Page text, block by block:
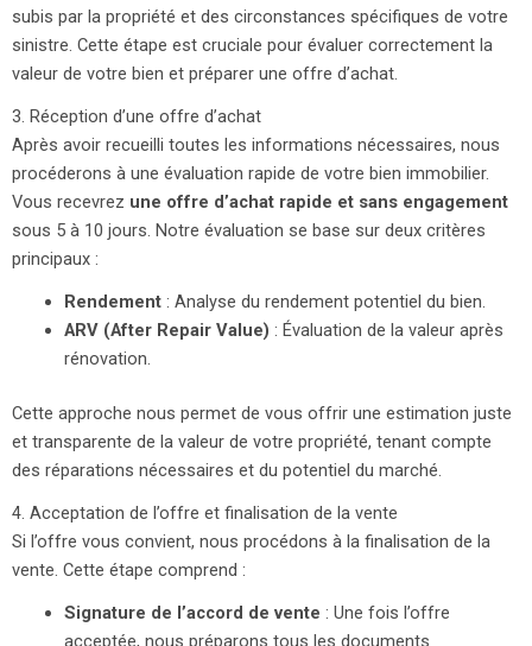
subis par la propriété et des circonstances spécifiques de votre
sinistre. Cette étape est cruciale pour évaluer correctement la
valeur de votre bien et préparer une offre d’achat.
3. Réception d’une offre d’achat
Après avoir recueilli toutes les informations nécessaires, nous
procéderons à une évaluation rapide de votre bien immobilier.
Vous recevrez une offre d’achat rapide et sans engagement
sous 5 à 10 jours. Notre évaluation se base sur deux critères
principaux :
Rendement: Analyse du rendement potentiel du bien.
ARV (After Repair Value) : Évaluation de la valeur après
rénovation.
Cette approche nous permet de vous offrir une estimation juste
et transparente de la valeur de votre propriété, tenant compte
des réparations nécessaires et du potentiel du marché.
4. Acceptation de l’offre et finalisation de la vente
Si l’offre vous convient, nous procédons à la finalisation de la
vente. Cette étape comprend :
Signature de l’accord de vente : Une fois l’offre
acceptée, nous préparons tous les documents